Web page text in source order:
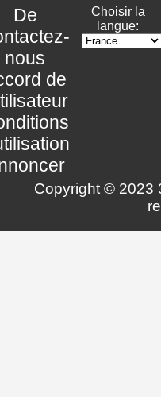
De
nous
de
Choisir la
langue:
Copyright © 2023